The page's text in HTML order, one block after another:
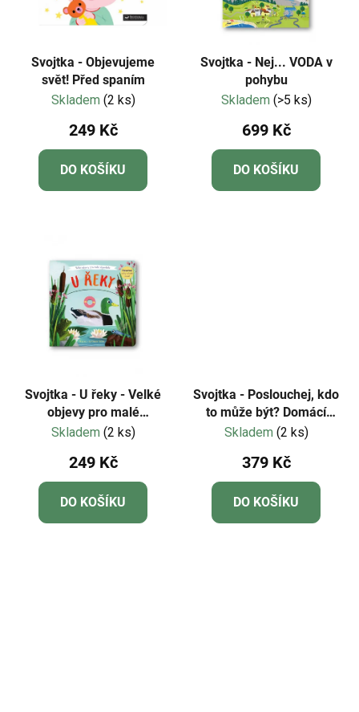
Svojtka - Objevujeme
svět! Před spaním
Skladem (2 ks)
249 Kč
DO KOŠÍKU
Svojtka - Nej... VODA v
pohybu
Skladem (>5 ks)
699 Kč
DO KOŠÍKU
Svojtka - U řeky - Velké
objevy pro malé
objevitele
Skladem (2 ks)
249 Kč
DO KOŠÍKU
Svojtka - Poslouchej, kdo
to může být? Domácí
mazlíčci
Skladem (2 ks)
379 Kč
DO KOŠÍKU